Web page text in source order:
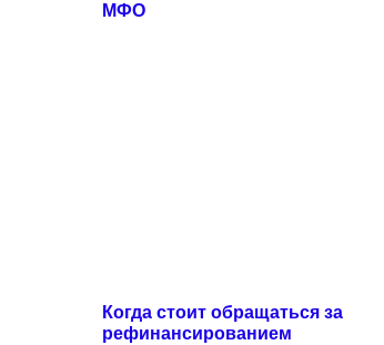
МФО
Когда стоит обращаться за
рефинансированием